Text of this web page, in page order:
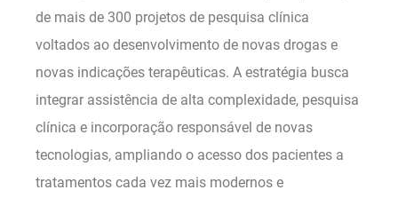
de mais de 300 projetos de pesquisa clínica
voltados ao desenvolvimento de novas drogas e
novas indicações terapêuticas. A estratégia busca
integrar assistência de alta complexidade, pesquisa
clínica e incorporação responsável de novas
tecnologias, ampliando o acesso dos pacientes a
tratamentos cada vez mais modernos e